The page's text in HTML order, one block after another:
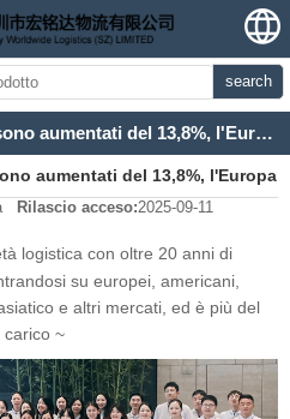
search
Gli Stati Uniti e l'Occidente sono aumentati del 13,8%, l'Europa e il paese continuano a scendere e i tassi di trasporto di ogni percorso continuano a divergere
aumentati del 13,8%, l'Europa
e i tassi di trasporto di ogni
Rilascio acceso:2025-09-11
logistica con oltre 20 anni di
su europei, americani,
e altri mercati, ed è più del
carico ~